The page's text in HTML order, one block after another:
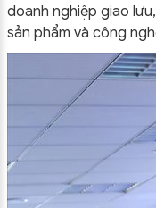
doanh nghiệp giao
sản phẩm và công